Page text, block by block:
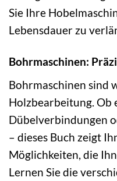
Sie Ihre
Lebensdauer zu
Bohrmaschinen:
Bohrmaschinen sind
Holzbearbeitung. Ob
Dübelverbindungen
– dieses Buch zeigt
Möglichkeiten, die
Lernen Sie die